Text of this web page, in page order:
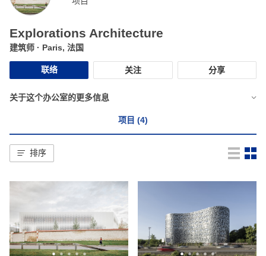
Explorations Architecture
建筑师 · Paris, 法国
联络 关注 分享
关于这个办公室的更多信息
项目 (4)
排序